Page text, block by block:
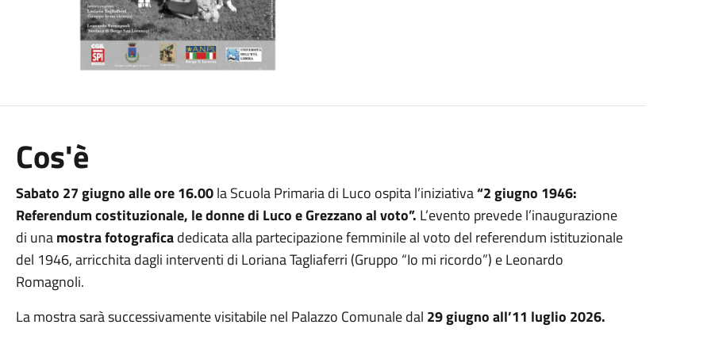
Cos'è
Sabato 27 giugno alle ore 16.00la Scuola Primaria di Luco ospita l’iniziativa“2 giugno 1946:
Referendum costituzionale, le donne di Luco e Grezzano al voto”. L’evento prevede l’inaugurazione
di unamostra fotograficadedicata alla partecipazione femminile al voto del referendum istituzionale
del 1946, arricchita dagli interventi di Loriana Tagliaferri (Gruppo “Io mi ricordo”) e Leonardo
Romagnoli.
La mostra sarà successivamente visitabile nel Palazzo Comunale dal 29 giugno all’11 luglio 2026.